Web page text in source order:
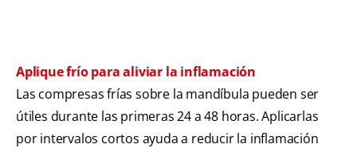
Aplique frío para aliviar la inflamación
Las compresas frías sobre la mandíbula pueden ser
útiles durante las primeras 24 a 48 horas. Aplicarlas
por intervalos cortos ayuda a reducir la inflamación